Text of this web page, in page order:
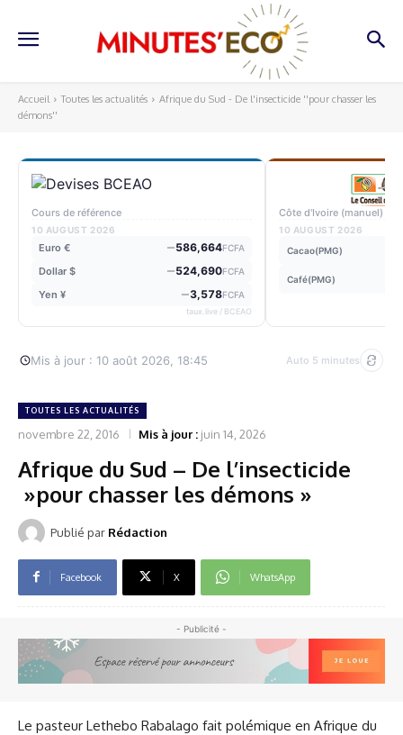
Accueil Toutes les actualités
Afrique du Sud - De l'insecticide ''pour chasser les
démons''
Cours de référence
10 AUGUST 2026
Euro € 586,664FCFA
Dollar $ 524,690FCFA
Yen ¥ 3,578FCFA
taux.live / BCEAO
Côte d'Ivoire (manuel)
10 AUGUST 2026
Cacao(PMG)
Café(PMG)
Mis à jour : 10 août 2026, 18:45 Auto 5 minutes
TOUTES LES ACTUALITÉS
novembre 22, 2016 Mis à jour : juin 14, 2026
Afrique du Sud – De l’insecticide
»pour chasser les démons »
Publié par Rédaction
Facebook X WhatsApp
- Publicité -
Le pasteur Lethebo Rabalago fait polémique en Afrique du